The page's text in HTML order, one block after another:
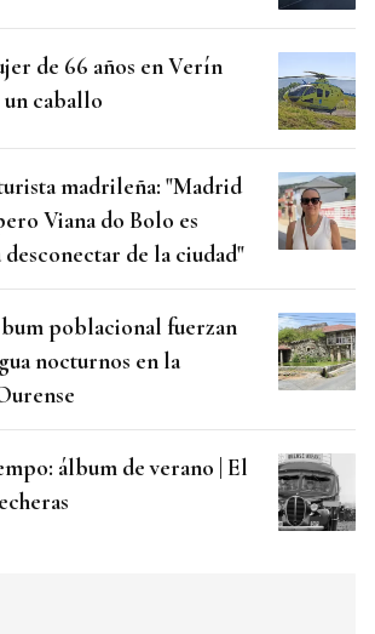
de 66 años en Verín
un caballo
madrileña: "Madrid
Viana do Bolo es
de la ciudad"
bum poblacional fuerzan
nocturnos en la
álbum de verano | El